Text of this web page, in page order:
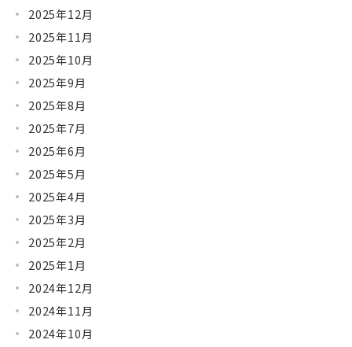
2025年12月
2025年11月
2025年10月
2025年9月
2025年8月
2025年7月
2025年6月
2025年5月
2025年4月
2025年3月
2025年2月
2025年1月
2024年12月
2024年11月
2024年10月